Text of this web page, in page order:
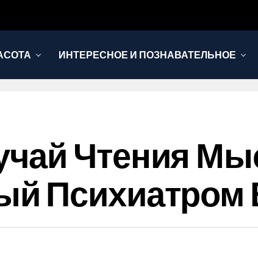
ИНТЕРЕСНОЕ И ПОЗНАВАТЕЛЬНОЕ
Чтения